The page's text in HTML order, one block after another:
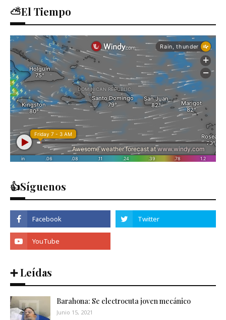
⛅El Tiempo
👍Síguenos
➕ Leídas
Barahona: Se electrocuta joven mecánico
Junio 15, 2021